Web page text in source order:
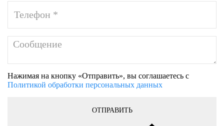
Нажимая на кнопку «Отправить», вы соглашаетесь с
Политикой обработки персональных данных
ОТПРАВИТЬ